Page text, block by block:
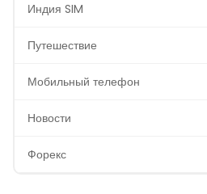
Индия SIM
Путешествие
Мобильный телефон
Новости
Форекс